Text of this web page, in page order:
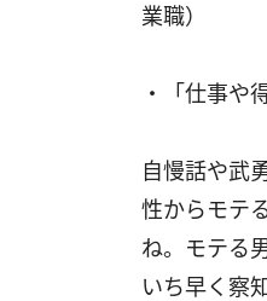
業職）
・「仕事や
自慢話や武
性からモテ
ね。モテる
いち早く察